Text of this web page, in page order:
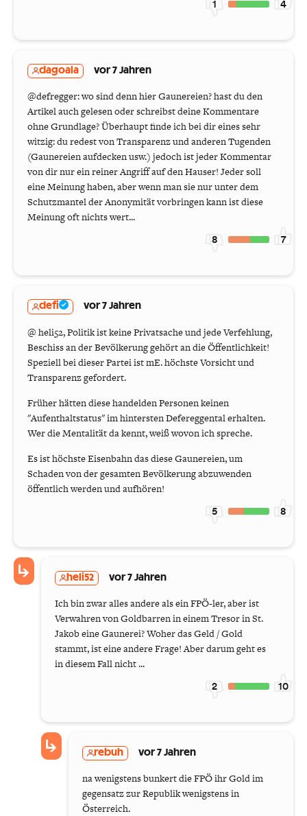
1 4
dagoala vor 7 Jahren
@defregger: wo sind denn hier Gaunereien? hast du den
Artikel auch gelesen oder schreibst deine Kommentare
ohne Grundlage? Überhaupt finde ich bei dir eines sehr
witzig: du redest von Transparenz und anderen Tugenden
(Gaunereien aufdecken usw.) jedoch ist jeder Kommentar
von dir nur ein reiner Angriff auf den Hauser! Jeder soll
eine Meinung haben, aber wenn man sie nur unter dem
Schutzmantel der Anonymität vorbringen kann ist diese
Meinung oft nichts wert...
8 7
defi vor 7 Jahren
@ heli52, Politik ist keine Privatsache und jede Verfehlung,
Beschiss an der Bevölkerung gehört an die Öffentlichkeit!
Speziell bei dieser Partei ist mE. höchste Vorsicht und
Transparenz gefordert.
Früher hätten diese handelden Personen keinen
"Aufenthaltstatus" im hintersten Defereggental erhalten.
Wer die Mentalität da kennt, weiß wovon ich spreche.
Es ist höchste Eisenbahn das diese Gaunereien, um
Schaden von der gesamten Bevölkerung abzuwenden
öffentlich werden und aufhören!
5 8
heli52 vor 7 Jahren
Ich bin zwar alles andere als ein FPÖ-ler, aber ist
Verwahren von Goldbarren in einem Tresor in St.
Jakob eine Gaunerei? Woher das Geld / Gold
stammt, ist eine andere Frage! Aber darum geht es
in diesem Fall nicht ...
2 10
rebuh vor 7 Jahren
na wenigstens bunkert die FPÖ ihr Gold im
gegensatz zur Republik wenigstens in
Österreich.